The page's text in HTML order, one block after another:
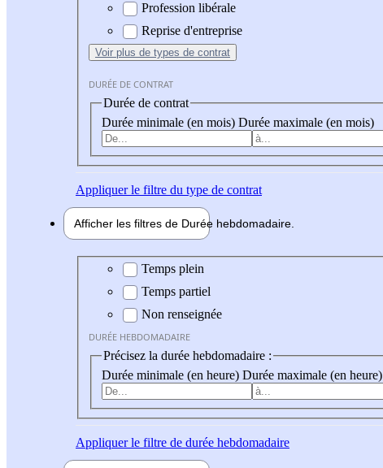
Profession libérale
Reprise d'entreprise
Voir plus de types de contrat
DURÉE DE CONTRAT
Durée de contrat
Durée minimale (en mois) Durée maximale (en mois)
Appliquerle filtre du type de contrat
Afficher les filtres de Durée hebdomadaire
Durée hebdomadaire
Temps plein
Temps partiel
Non renseignée
DURÉE HEBDOMADAIRE
Précisez la durée hebdomadaire :
Durée minimale (en heure) Durée maximale (en heure)
Appliquerle filtre de durée hebdomadaire